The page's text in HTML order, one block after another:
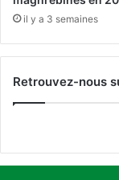
é
b
l
i
p
o
t
s
il y a 3 semaines
Retrouvez-nous